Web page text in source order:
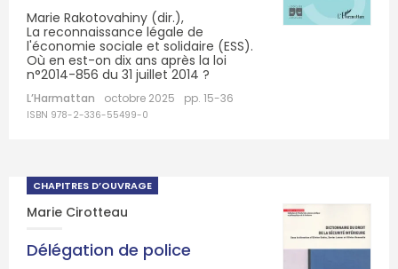
Marie Rakotovahiny (dir.),
La reconnaissance légale de
l'économie sociale et solidaire (ESS).
Où en est-on dix ans après la loi
n°2014-856 du 31 juillet 2014 ?
L’Harmattan octobre 2025 pp. 15-36
ISBN 978-2-336-55499-0
CHAPITRES D’OUVRAGE
Marie Cirotteau
Délégation de police